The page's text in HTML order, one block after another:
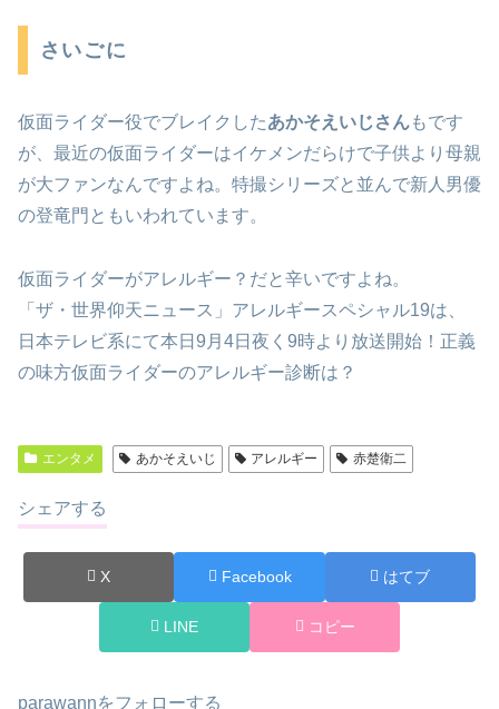
さいごに
仮面ライダー役でブレイクしたあかそえいじさんもです
が、最近の仮面ライダーはイケメンだらけで子供より母親
が大ファンなんですよね。特撮シリーズと並んで新人男優
の登竜門ともいわれています。
仮面ライダーがアレルギー？だと辛いですよね。
「ザ・世界仰天ニュース」アレルギースペシャル19は、
日本テレビ系にて本日9月4日夜く9時より放送開始！正義
の味方仮面ライダーのアレルギー診断は？
エンタメ あかそえいじ アレルギー 赤楚衛二
シェアする
X Facebook はてブ
LINE コピー
parawannをフォローする